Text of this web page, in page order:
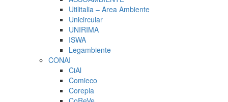
Utilitalia – Area Ambiente
Unicircular
UNIRIMA
ISWA
Legambiente
CONAI
CiAl
Comieco
Corepla